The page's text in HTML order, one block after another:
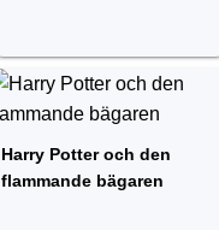
Harry Potter och den
flammande bägaren